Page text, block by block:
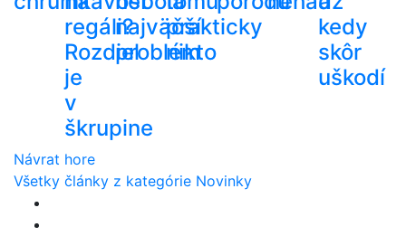
regáli?
Rozdiel
je
v
škrupine
najväčší
problém
prakticky
nikto
kedy
skôr
uškodí
Návrat hore
Všetky články z kategórie Novinky